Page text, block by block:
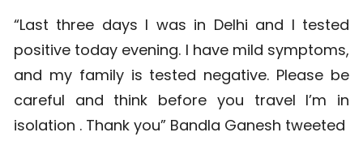
“Last three days I was in Delhi and I tested
positive today evening. I have mild symptoms,
and my family is tested negative. Please be
careful and think before you travel I’m in
isolation . Thank you” Bandla Ganesh tweeted